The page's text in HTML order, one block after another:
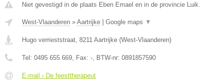
Niet gevestigd in de plaats Eben Emael en in de provincie Luik.
West-Vlaanderen » Aartrijke | Google maps ▼
Hugo verrieststraat 8211 Aartrijke (West-Vlaanderen)
Tel: 0495 655 669 , Fax: - , BTW-nr: 0891857590
E-mail › De feesttherapeut